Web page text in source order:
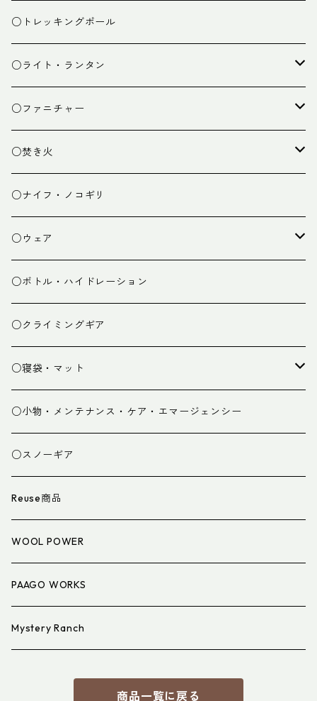
ザック小物
バーナー
カトラリー
クッキング小物
テント
タープ
ペグ・ハンマー・小物
○トレッキングポール
○ライト・ランタン
ライト
ランタン
○ファニチャー
テーブル
チェア
○焚き火
焚き火台
焚き火小物
○ナイフ・ノコギリ
○ウェア
ミドルレイヤー
ベースレイヤー
パンツ
グローブ
スパッツ・ゲイター
衣類小物
アイウェア
○ボトル・ハイドレーション
○クライミングギア
○寝袋・マット
寝袋
マット
寝具小物
○小物・メンテナンス・ケア・エマージェンシー
○スノーギア
Reuse商品
WOOL POWER
PAAGO WORKS
Mystery Ranch
商品一覧に戻る